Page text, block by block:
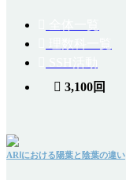
3,100回
ARⅠにおける陽葉と陰葉の違い